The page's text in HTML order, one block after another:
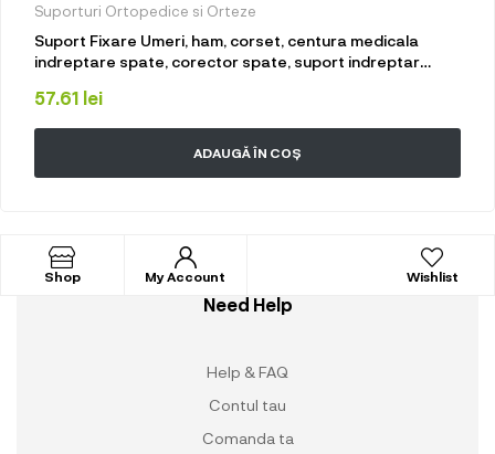
Suporturi Ortopedice si Orteze
Suport Fixare Umeri, ham, corset, centura medicala
indreptare spate, corector spate, suport indreptar
57.61 lei
ADAUGĂ ÎN COȘ
Shop My Account Wishlist
Need Help
Help & FAQ
Contul tau
Comanda ta